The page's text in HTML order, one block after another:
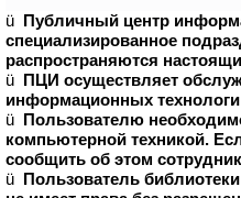
ü Публичный центр
специализированное
распространяются
ü ПЦИ осуществляет
информационных
ü Пользователю
компьютерной техникой.
сообщить об этом
ü Пользователь